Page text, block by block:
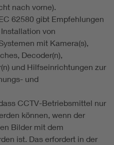
nach vorne).
62580 gibt Empfehlungen
von
mit Kamera(s),
Decoder(n),
und Hilfseinrichtungen zur
und
CCTV-Betriebsmittel nur
können, wenn der
Bilder mit dem
ist. Das erfordert in der